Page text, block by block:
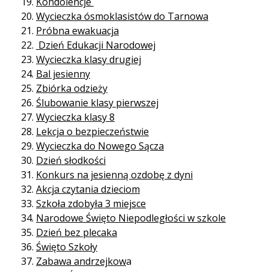
Wycieczka ósmoklasistów do Tarnowa
Próbna ewakuacja
Dzień Edukacji Narodowej
Wycieczka klasy drugiej
Bal jesienny
Zbiórka odzieży
Ślubowanie klasy pierwszej
Wycieczka klasy 8
Lekcja o bezpieczeństwie
Wycieczka do Nowego Sącza
Dzień słodkości
Konkurs na jesienną ozdobę z dyni
Akcja czytania dzieciom
Szkoła zdobyła 3 miejsce
Narodowe Święto Niepodległości w szkole
Dzień bez plecaka
Święto Szkoły
Zabawa andrzejkowa